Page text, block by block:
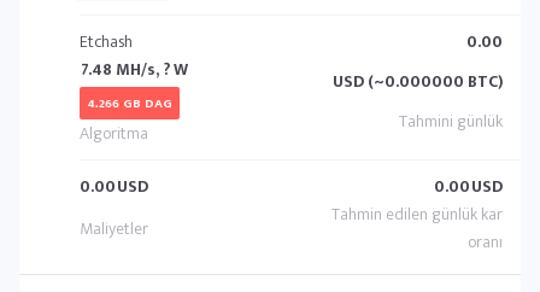
Etchash
7.48 MH/s, ? W
4.266 GB DAG
0.00
USD (~0.000000 BTC)
0.00USD 0.00USD